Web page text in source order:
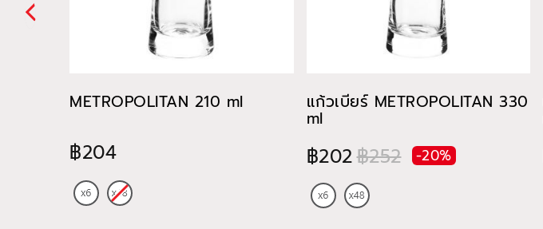
METROPOLITAN 210 ml
฿204
แก้วเบียร์ METROPOLITAN 330
ml
฿202฿252 -20%